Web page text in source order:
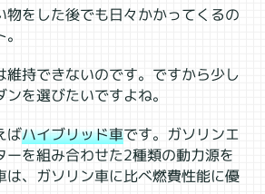
物をした後でも日々かかってくるの
維持できないのです。ですから少し
を選びたいですよね。
ばハイブリッド車です。ガソリンエ
ーを組み合わせた2種類の動力源を
は、ガソリン車に比べ燃費性能に優